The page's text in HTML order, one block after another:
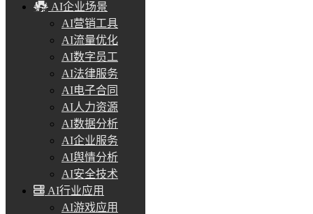
AI企业场景
AI营销工具
AI流量优化
AI数字员工
AI法律服务
AI电子合同
AI人力资源
AI数据分析
AI企业服务
AI舆情分析
AI安全技术
AI行业应用
AI游戏应用